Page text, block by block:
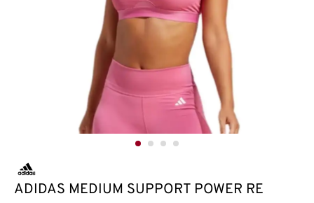
ADIDAS MEDIUM SUPPORT POWER RE